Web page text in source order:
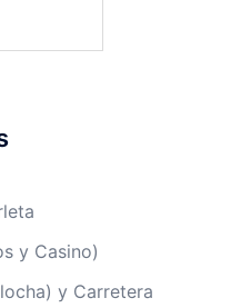
y Casino)
y Carretera